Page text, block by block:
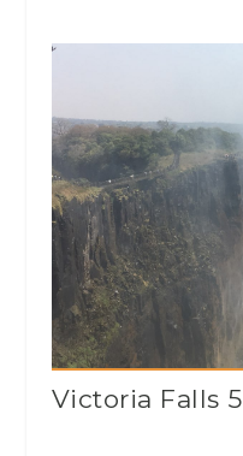
Victoria Falls 5